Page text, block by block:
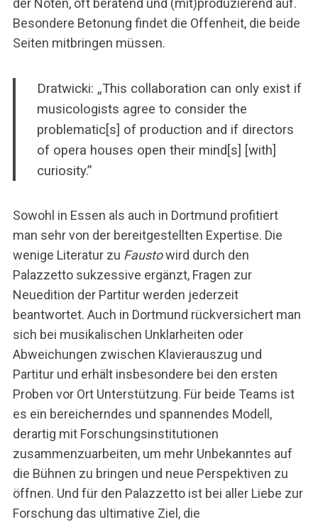
der Noten, oft beratend und (mit)produzierend auf.
Besondere Betonung findet die Offenheit, die beide
Seiten mitbringen müssen.
Dratwicki: „This collaboration can only exist if
musicologists agree to consider the
problematic[s] of production and if directors
of opera houses open their mind[s] [with]
curiosity.”
Sowohl in Essen als auch in Dortmund profitiert
man sehr von der bereitgestellten Expertise. Die
wenige Literatur zu Faustowird durch den
Palazzetto sukzessive ergänzt, Fragen zur
Neuedition der Partitur werden jederzeit
beantwortet. Auch in Dortmund rückversichert man
sich bei musikalischen Unklarheiten oder
Abweichungen zwischen Klavierauszug und
Partitur und erhält insbesondere bei den ersten
Proben vor Ort Unterstützung. Für beide Teams ist
es ein bereicherndes und spannendes Modell,
derartig mit Forschungsinstitutionen
zusammenzuarbeiten, um mehr Unbekanntes auf
die Bühnen zu bringen und neue Perspektiven zu
öffnen. Und für den Palazzetto ist bei aller Liebe zur
Forschung das ultimative Ziel, die